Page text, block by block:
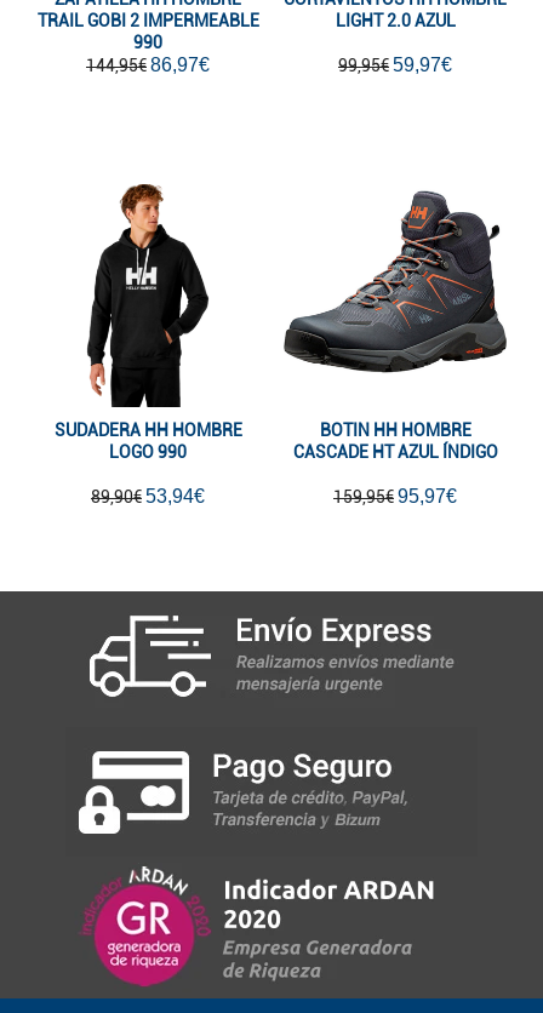
TRAIL GOBI 2 IMPERMEABLE
990
144,95€86,97€
LIGHT 2.0 AZUL
99,95€59,97€
SUDADERA HH HOMBRE
LOGO 990
89,90€53,94€
BOTIN HH HOMBRE
CASCADE HT AZUL ÍNDIGO
159,95€95,97€